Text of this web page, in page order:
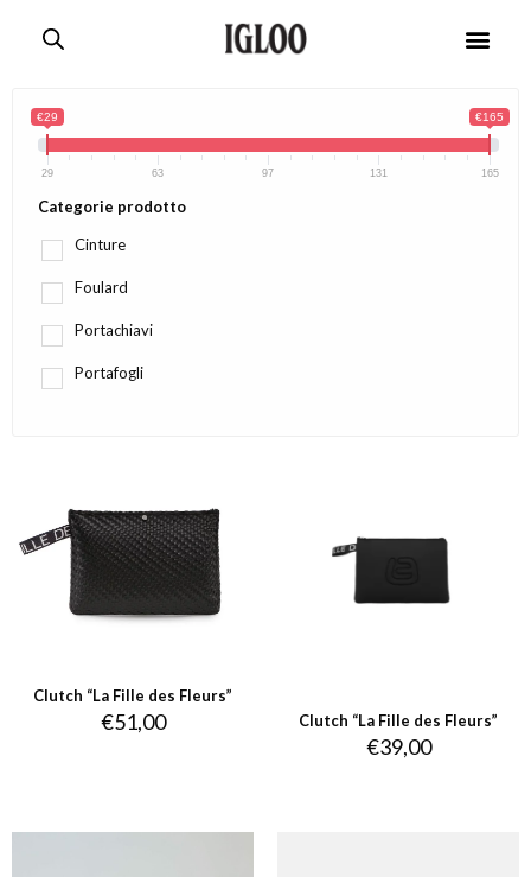
€29 €165
29 63 97 131 165
Categorie prodotto
Cinture
Foulard
Portachiavi
Portafogli
Clutch “La Fille des Fleurs”
€51,00 Clutch “La Fille des Fleurs”
€39,00